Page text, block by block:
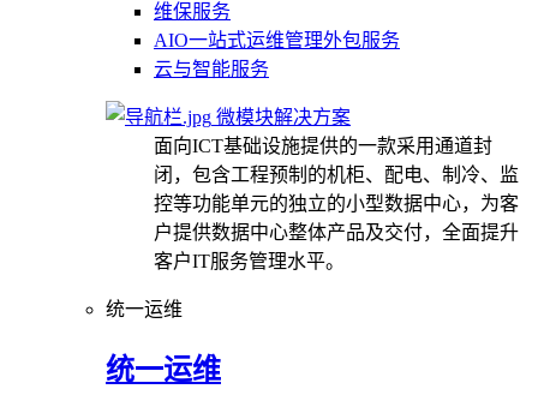
维保服务
AIO一站式运维管理外包服务
云与智能服务
微模块解决方案
面向ICT基础设施提供的一款采用通道封
闭，包含工程预制的机柜、配电、制冷、监
控等功能单元的独立的小型数据中心，为客
户提供数据中心整体产品及交付，全面提升
客户IT服务管理水平。
统一运维
统一运维